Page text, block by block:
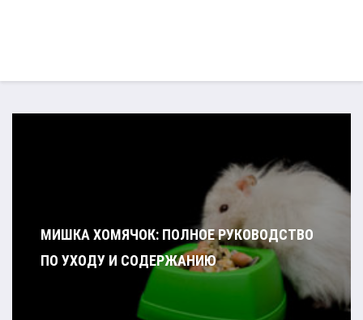
МИШКА ХОМЯЧОК: ПОЛНОЕ РУКОВОДСТВО
ПО УХОДУ И СОДЕРЖАНИЮ